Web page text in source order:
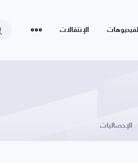
الفيديوهات الإنتقالات
الإحصائيات